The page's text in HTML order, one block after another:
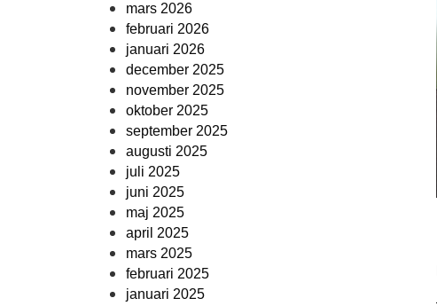
mars 2026
februari 2026
januari 2026
december 2025
november 2025
oktober 2025
september 2025
augusti 2025
juli 2025
juni 2025
maj 2025
april 2025
mars 2025
februari 2025
januari 2025